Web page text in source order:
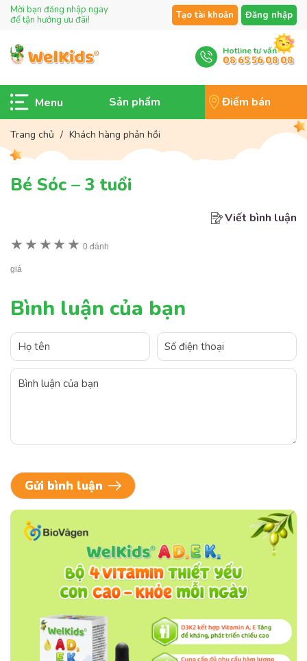
Mời bạn đăng nhập ngay
để tận hưởng ưu đãi!
Tạo tài khoản Đăng nhập
Hotline tư vấn
08 65 56 08 08
Sản phẩm Điểm bán
Trang chủ / Khách hàng phản hồi
Bé Sóc – 3 tuổi
Viết bình luận
★ ★ ★★ ★ 0 đánh
giá
Bình luận của bạn